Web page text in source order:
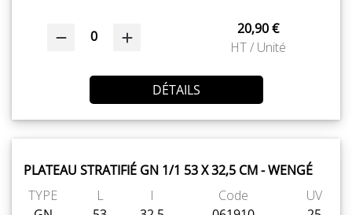
0
20,90 €
HT / Unité
DÉTAILS
PLATEAU STRATIFIÉ GN 1/1 53 X 32,5 CM - WENGÉ
TYPE
L
l
Code
UV